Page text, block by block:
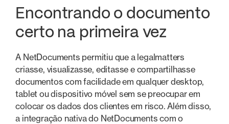
Encontrando o documento
certo na primeira vez
A NetDocuments permitiu que a legalmatters
criasse, visualizasse, editasse e compartilhasse
documentos com facilidade em qualquer desktop,
tablet ou dispositivo móvel sem se preocupar em
colocar os dados dos clientes em risco. Além disso,
a integração nativa do NetDocuments com o